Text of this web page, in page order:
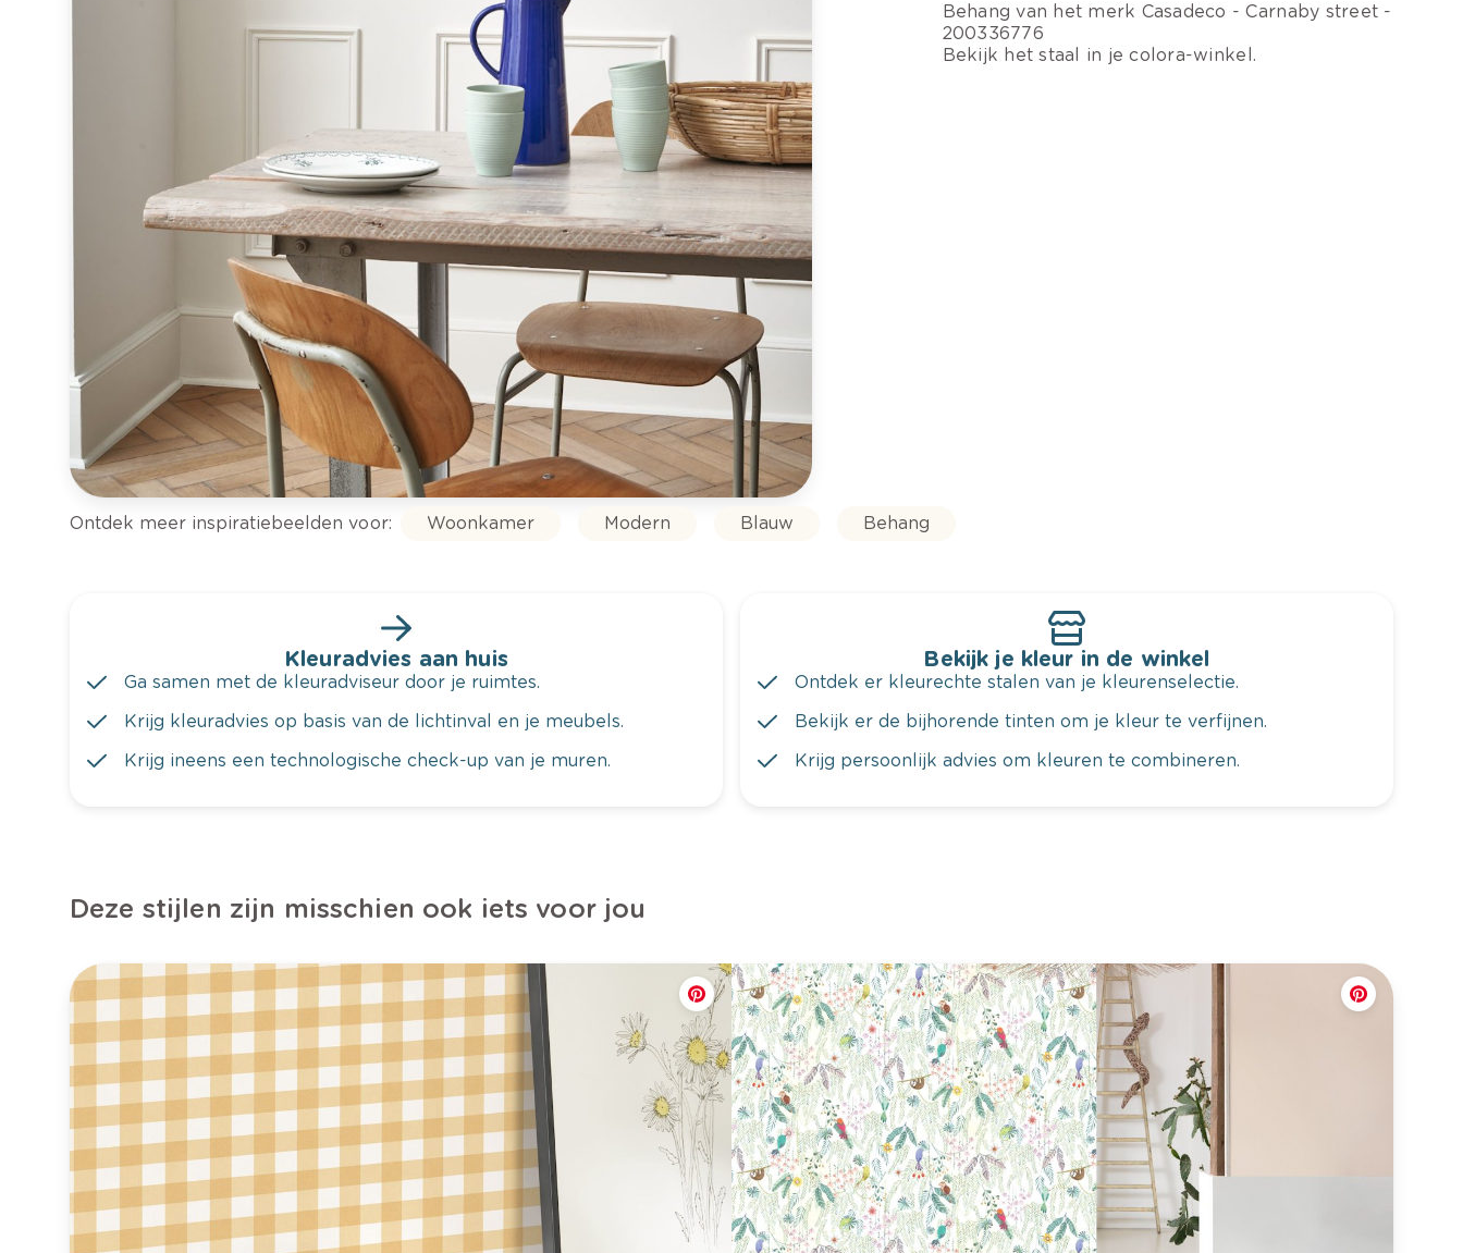
Behang van het merk Casadeco - Carnaby street -
200336776
Bekijk het staal in je colora-winkel.
Ontdek meer inspiratiebeelden voor: Woonkamer Modern Blauw Behang
Kleuradvies aan huis
Ga samen met de kleuradviseur door je ruimtes.
Krijg kleuradvies op basis van de lichtinval en je meubels.
Krijg ineens een technologische check-up van je muren.
Bekijk je kleur in de winkel
Ontdek er kleurechte stalen van je kleurenselectie.
Bekijk er de bijhorende tinten om je kleur te verfijnen.
Krijg persoonlijk advies om kleuren te combineren.
Deze stijlen zijn misschien ook iets voor jou